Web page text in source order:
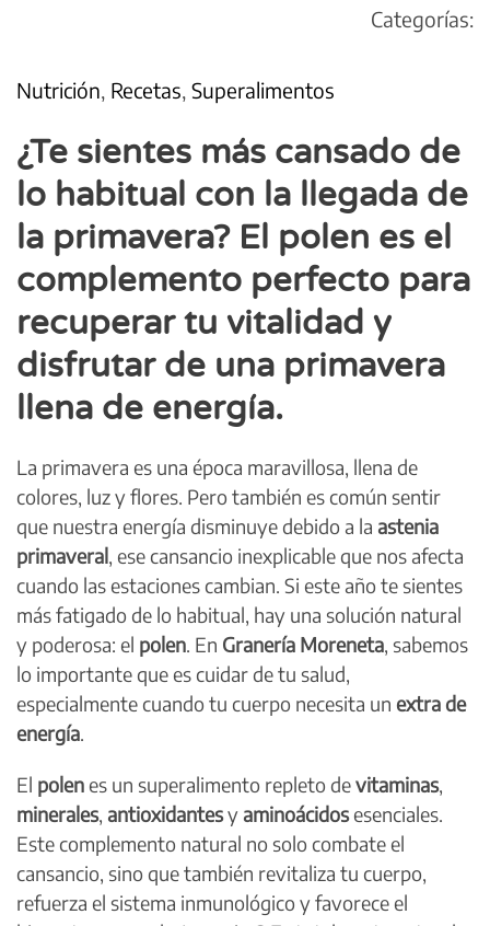
Categorías:
Nutrición, Recetas, Superalimentos
¿Te sientes más cansado de
lo habitual con la llegada de
la primavera? El polen es el
complemento perfecto para
recuperar tu vitalidad y
disfrutar de una primavera
llena de energía.
La primavera es una época maravillosa, llena de
colores, luz y flores. Pero también es común sentir
que nuestra energía disminuye debido a la astenia
primaveral, ese cansancio inexplicable que nos afecta
cuando las estaciones cambian. Si este año te sientes
más fatigado de lo habitual, hay una solución natural
y poderosa: el polen. En Granería Moreneta, sabemos
lo importante que es cuidar de tu salud,
especialmente cuando tu cuerpo necesita un extra de
energía.
El polen es un superalimento repleto devitaminas,
minerales, antioxidantesy aminoácidosesenciales.
Este complemento natural no solo combate el
cansancio, sino que también revitaliza tu cuerpo,
refuerza el sistema inmunológico y favorece el